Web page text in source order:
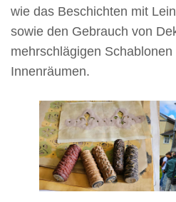
wie das Beschichten mit
sowie den Gebrauch von
mehrschlägigen
Innenräumen.